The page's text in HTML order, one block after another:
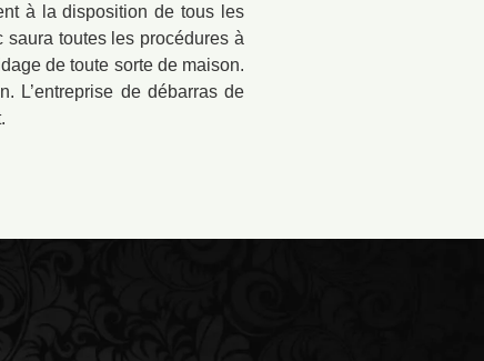
à la disposition de tous les
saura toutes les procédures à
de toute sorte de maison.
L’entreprise de débarras de